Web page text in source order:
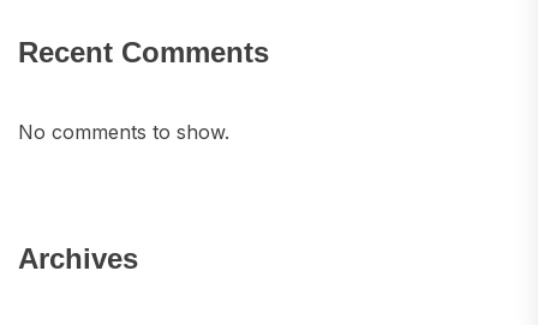
Recent Comments
No comments to show.
Archives